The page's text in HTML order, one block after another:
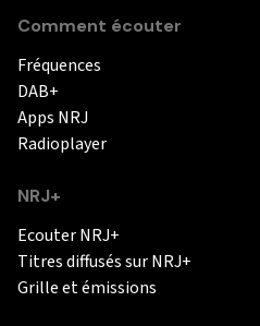
Comment écouter
Fréquences
DAB+
Apps NRJ
Radioplayer
NRJ+
Ecouter NRJ+
Titres diffusés sur NRJ+
Grille et émissions